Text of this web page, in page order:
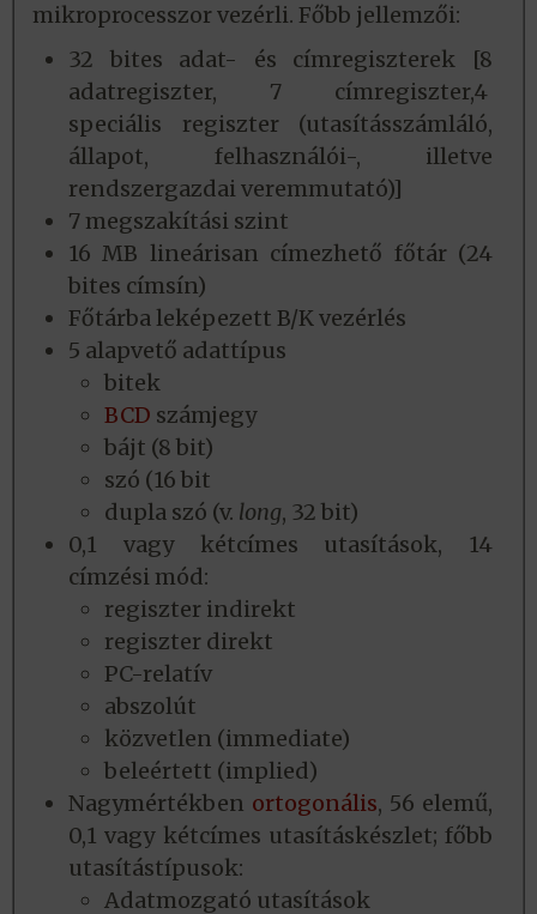
mikroprocesszor vezérli. Főbb jellemzői:
32 bites adat- és címregiszterek [8
adatregiszter, 7 címregiszter,4
speciális regiszter (utasításszámláló,
állapot, felhasználói-, illetve
rendszergazdai veremmutató)]
7 megszakítási szint
16 MB lineárisan címezhető főtár (24
bites címsín)
Főtárba leképezett B/K vezérlés
5 alapvető adattípus
bitek
BCD számjegy
bájt (8 bit)
szó (16 bit
dupla szó (v. long, 32 bit)
0,1 vagy kétcímes utasítások, 14
címzési mód:
regiszter indirekt
regiszter direkt
PC-relatív
abszolút
közvetlen (immediate)
beleértett (implied)
Nagymértékben ortogonális, 56 elemű,
0,1 vagy kétcímes utasításkészlet; főbb
utasítástípusok:
Adatmozgató utasítások